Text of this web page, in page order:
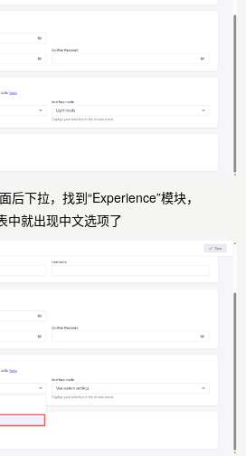
后下拉，找到“Experience”模块，
中就出现中文选项了